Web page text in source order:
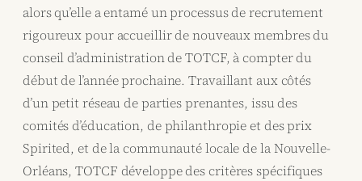
alors qu’elle a entamé un processus de recrutement
rigoureux pour accueillir de nouveaux membres du
conseil d’administration de TOTCF, à compter du
début de l’année prochaine. Travaillant aux côtés
d’un petit réseau de parties prenantes, issu des
comités d’éducation, de philanthropie et des prix
Spirited, et de la communauté locale de la Nouvelle-
Orléans, TOTCF développe des critères spécifiques